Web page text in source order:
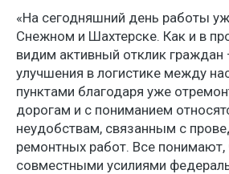
«На сегодняшний день работы
Снежном и Шахтерске. Как и в
видим активный отклик
улучшения в логистике между
пунктами благодаря уже
дорогам и с пониманием
неудобствам, связанным с
ремонтных работ. Все понимают,
совместными усилиями